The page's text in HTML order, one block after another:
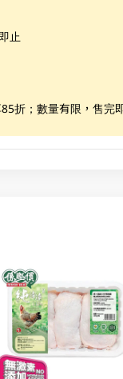
止
折；數量有限，售完